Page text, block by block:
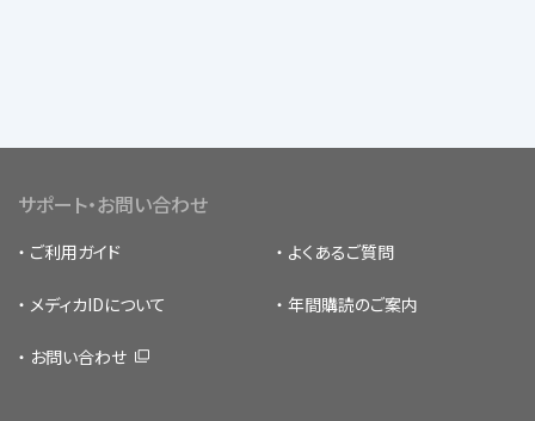
サポート・お問い合わせ
ご利用ガイド よくあるご質問
メディカIDについて 年間購読のご案内
お問い合わせ